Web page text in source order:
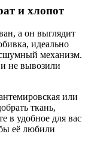
и хлопот
а он выглядит
идеально
механизм.
не вывозили
или
ткань,
в удобное для вас
её любили